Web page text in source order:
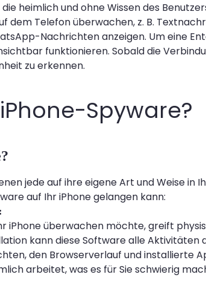
heimlich und ohne Wissen des
dem Telefon überwachen, z. B.
Nachrichten anzeigen. Um eine
funktionieren. Sobald die
zu erkennen.
Spyware?
jede auf ihre eigene Art und Weise in
auf Ihr iPhone gelangen kann:
iPhone überwachen möchte, greift
kann diese Software alle Aktivitäten
den Browserverlauf und installierte
arbeitet, was es für Sie schwierig